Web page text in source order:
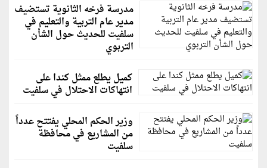
مدرسة فرخه الثانوية تستضيف
مدير عام التربية والتعليم في
سلفيت للحديث حول الشأن
التربوي
كميل يطلع ممثل كندا على
انتهاكات الاحتلال في سلفيت
وزير الحكم المحلي يفتتح عدداً
من المشاريع في محافظة
سلفيت